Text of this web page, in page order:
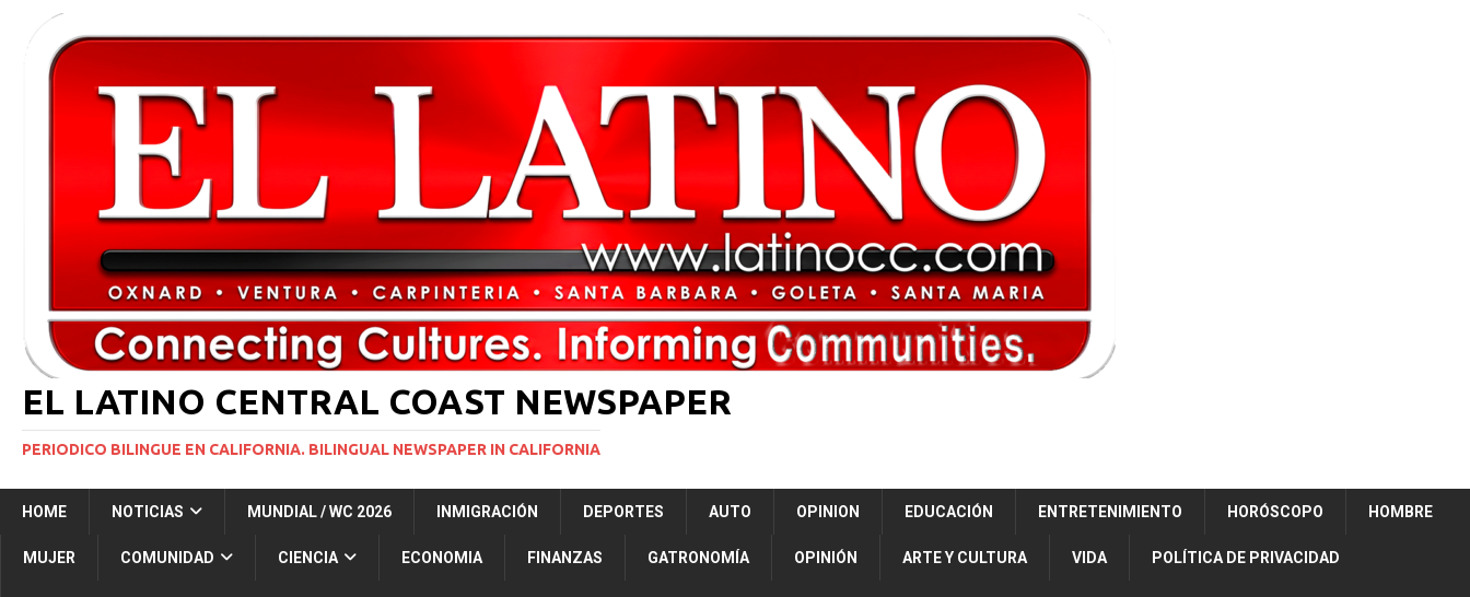
[ 7 agosto, 2026 ] Turquía, Pakistán y Arabia Saudí firman pacto de defensa mutua ante escalada de tensiones en Oriente Medio
[ 2 julio, 2024 ] Colombia apaga el ‘efecto Vini’. Brasil 1 – Colombia 1 DEPORTE
Corte Suprema levanta suspensión a ley de Texas que permite a la policía detener a migrantes
INMIGRACIÓN
Potente tormenta invernal desatará la mayor nevada en lo que va del año en California NACIONALES
[ 7 agosto, 2026 ] Simi Valley Man Sentenced to 51 Years to Life for Murdering Girlfriend in Front of Her Children LOCAL
[ 7 agosto, 2026 ] El primer hábitat submarino en décadas promete impulsar la investigación oceánica en EE. UU. CIENCIA
EL LATINO CENTRAL COAST NEWSPAPER
PERIODICO BILINGUE EN CALIFORNIA. BILINGUAL NEWSPAPER IN CALIFORNIA
HOME NOTICIAS MUNDIAL / WC 2026 INMIGRACIÓN DEPORTES AUTO OPINION EDUCACIÓN ENTRETENIMIENTO HORÓSCOPO HOMBRE
MUJER COMUNIDAD CIENCIA ECONOMIA FINANZAS GATRONOMÍA OPINIÓN ARTE Y CULTURA VIDA POLÍTICA DE PRIVACIDAD